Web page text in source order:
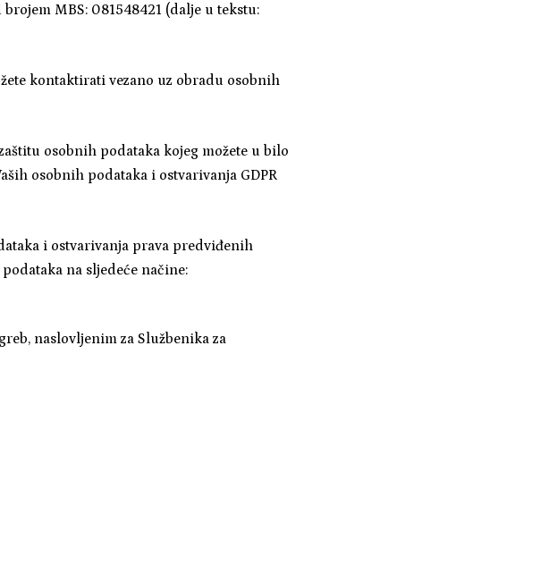
MBS: 081548421 (dalje u tekstu:
kontaktirati vezano uz obradu osobnih
osobnih podataka kojeg možete u bilo
osobnih podataka i ostvarivanja GDPR
i ostvarivanja prava predviđenih
na sljedeće načine:
naslovljenim za Službenika za